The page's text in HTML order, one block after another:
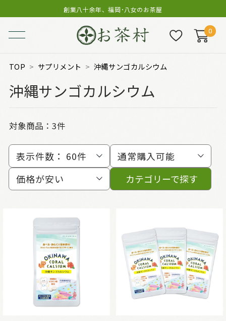
創業八十余年、福岡･八女のお茶屋
0
TOP サプリメント 沖縄サンゴカルシウム
沖縄サンゴカルシウム
対象商品： 3件
表示件数： 60件
通常購入可能
価格が安い
カテゴリーで探す